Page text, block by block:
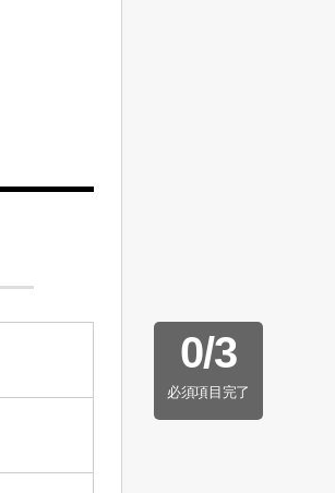
0/3
必須項目完了